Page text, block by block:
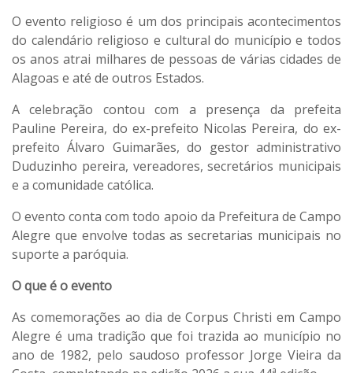
O evento religioso é um dos principais acontecimentos
do calendário religioso e cultural do município e todos
os anos atrai milhares de pessoas de várias cidades de
Alagoas e até de outros Estados.
A celebração contou com a presença da prefeita
Pauline Pereira, do ex-prefeito Nicolas Pereira, do ex-
prefeito Álvaro Guimarães, do gestor administrativo
Duduzinho pereira, vereadores, secretários municipais
e a comunidade católica.
O evento conta com todo apoio da Prefeitura de Campo
Alegre que envolve todas as secretarias municipais no
suporte a paróquia.
O que é o evento
As comemorações ao dia de Corpus Christi em Campo
Alegre é uma tradição que foi trazida ao município no
ano de 1982, pelo saudoso professor Jorge Vieira da